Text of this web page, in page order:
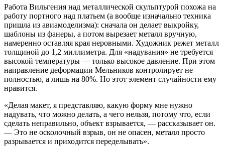
Работа Вильгения над металлической скульптурой похожа на
работу портного над платьем (а вообще изначально техника
пришла из авиамоделизма): сначала он делает выкройку,
шаблоны из фанеры, а потом вырезает металл вручную,
намеренно оставляя края неровными. Художник режет металл
толщиной до 1,2 миллиметра. Для «надувания» не требуется
высокой температуры — только высокое давление. При этом
направление деформации Мельников контролирует не
полностью, а лишь на 80%. Но этот элемент случайности ему
нравится.
«Делая макет, я представляю, какую форму мне нужно
надувать, что можно делать, а чего нельзя, потому что, если
сделать неправильно, объект взрывается, — рассказывает он.
— Это не осколочный взрыв, он не опасен, металл просто
разрывается и приходится переделывать».